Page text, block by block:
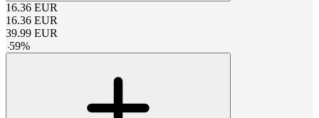
16.36 EUR
16.36 EUR
39.99 EUR
-59%